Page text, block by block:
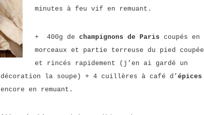
minutes à feu vif en remuant.
+ 400g de champignons de Paris coupés en
morceaux et partie terreuse du pied coupée
et rincés rapidement (j’en ai gardé un
la soupe) + 4 cuillères à café d’ épices
en remuant.